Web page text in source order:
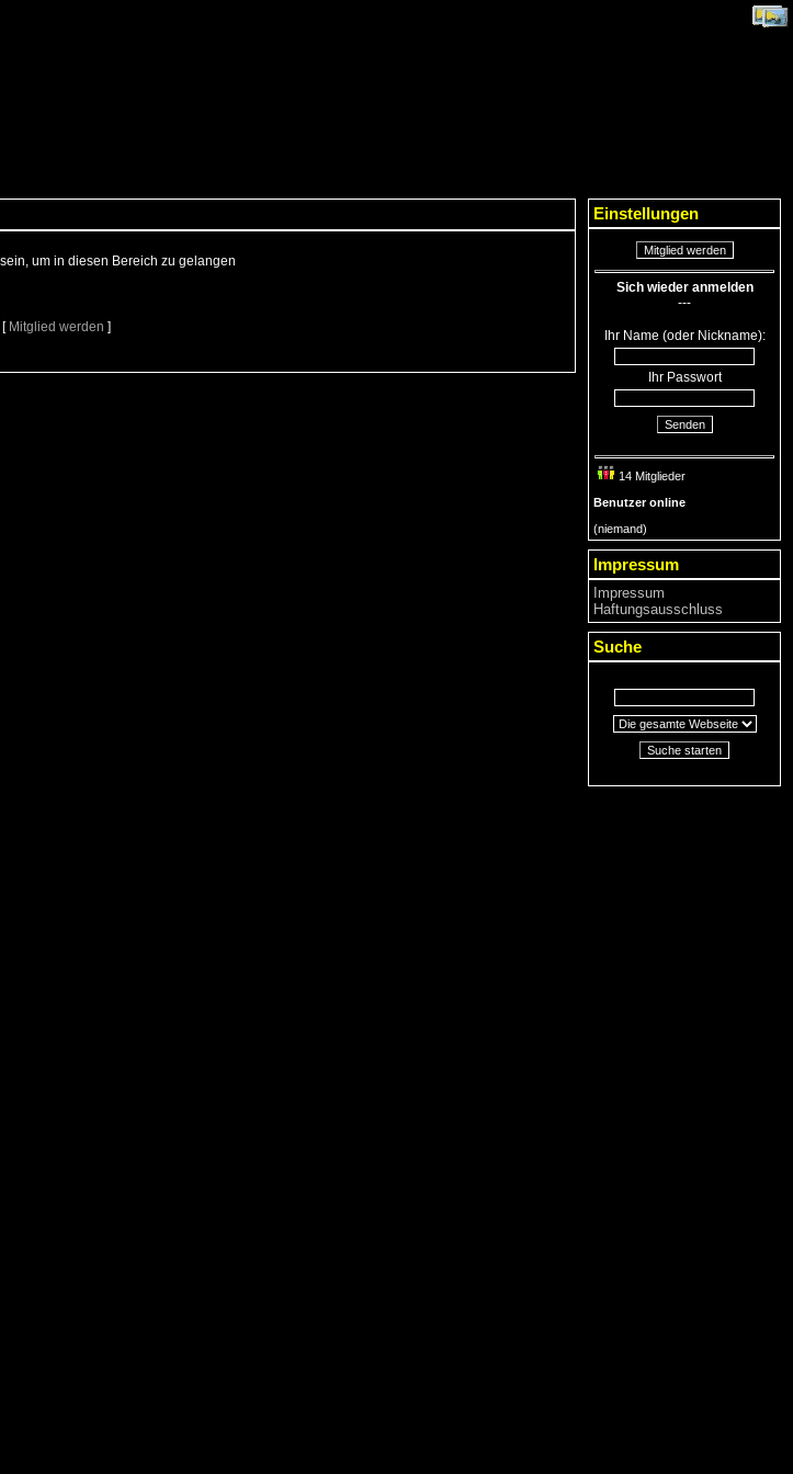
um in diesen Bereich zu gelangen
[ Mitglied werden ]
Einstellungen
Mitglied werden
Sich wieder anmelden
---
Ihr Name (oder Nickname):
Ihr Passwort
Senden
14 Mitglieder
Benutzer online
(niemand)
Impressum
Impressum
Haftungsausschluss
Suche
Suche starten